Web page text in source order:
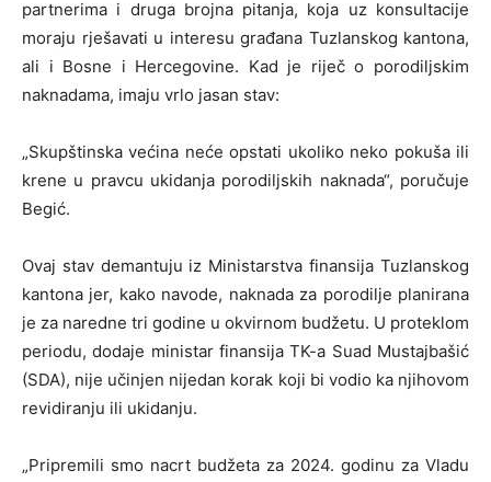
partnerima i druga brojna pitanja, koja uz konsultacije
moraju rješavati u interesu građana Tuzlanskog kantona,
ali i Bosne i Hercegovine. Kad je riječ o porodiljskim
naknadama, imaju vrlo jasan stav:
„Skupštinska većina neće opstati ukoliko neko pokuša ili
krene u pravcu ukidanja porodiljskih naknada“, poručuje
Begić.
Ovaj stav demantuju iz Ministarstva finansija Tuzlanskog
kantona jer, kako navode, naknada za porodilje planirana
je za naredne tri godine u okvirnom budžetu. U proteklom
periodu, dodaje ministar finansija TK-a Suad Mustajbašić
(SDA), nije učinjen nijedan korak koji bi vodio ka njihovom
revidiranju ili ukidanju.
„Pripremili smo nacrt budžeta za 2024. godinu za Vladu